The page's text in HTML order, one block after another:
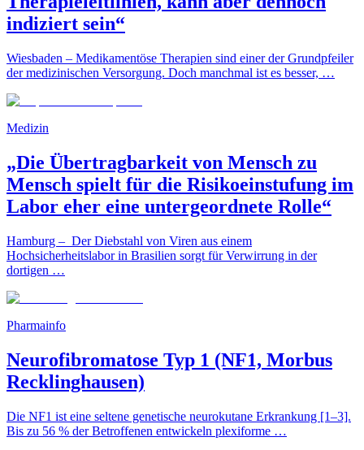
indiziert sein“
Wiesbaden – Medikamentöse Therapien sind einer der Grundpfeiler
der medizinischen Versorgung. Doch manchmal ist es besser, …
Medizin
„Die Übertragbarkeit von Mensch zu
Mensch spielt für die Risikoeinstufung im
Labor eher eine untergeordnete Rolle“
Hamburg – Der Diebstahl von Viren aus einem
Hochsicherheitslabor in Brasilien sorgt für Verwirrung in der
dortigen …
Pharmainfo
Neurofibromatose Typ 1 (NF1, Morbus
Recklinghausen)
Die NF1 ist eine seltene genetische neurokutane Erkrankung [1–3].
Bis zu 56 % der Betroffenen entwickeln plexiforme …